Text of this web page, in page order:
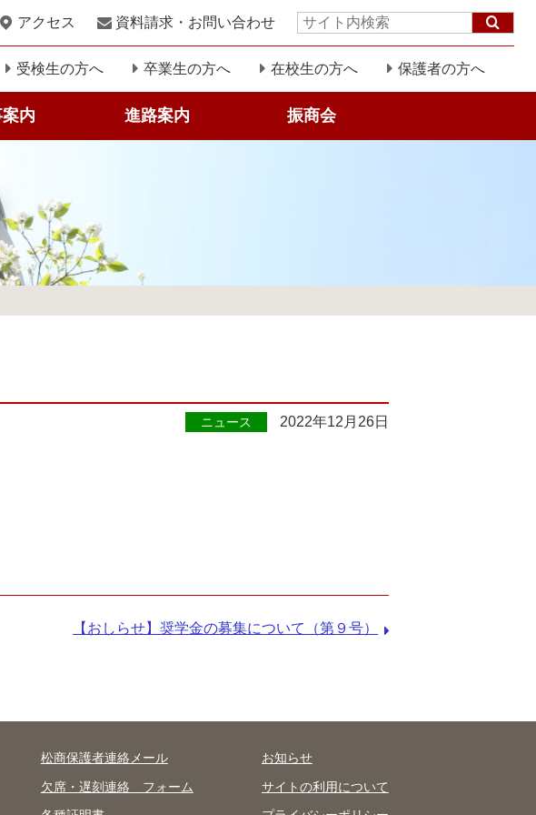
アクセス 資料請求・お問い合わせ
サ
イ
ト
検
受検生の方へ 卒業生の方へ 在校生の方へ 保護者の方へ
内 進路案内 振商会
ニュース 2022年12月26日
次
【おしらせ】奨学金の募集について（第９号）
松商保護者連絡メール
欠席・遅刻連絡 フォーム
お知らせ
サイトの利用について